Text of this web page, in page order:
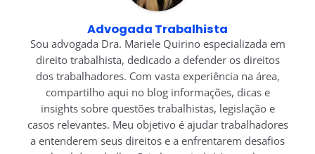
Advogada Trabalhista
Sou advogada Dra. Mariele Quirino especializada em
direito trabalhista, dedicado a defender os direitos
dos trabalhadores. Com vasta experiência na área,
compartilho aqui no blog informações, dicas e
insights sobre questões trabalhistas, legislação e
casos relevantes. Meu objetivo é ajudar trabalhadores
a entenderem seus direitos e a enfrentarem desafios